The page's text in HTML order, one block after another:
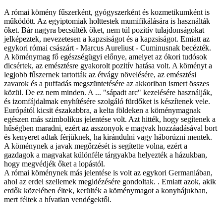
A római kömény fűszerként, gyógyszerként és kozmetikumként is
működött. Az egyiptomiak holttestek mumifikálására is használták
őket. Bár nagyra becsülték őket, nem túl pozitív tulajdonságokat
jelképeztek, nevezetesen a kapzsiságot és a kapzsiságot. Emiatt az
egykori római császárt - Marcus Aureliust - Cuminusnak becézték.
A köménymag fő egészségügyi előnye, amelyet az ókori tudósok
dicsértek, az emésztésre gyakorolt pozitív hatása volt. A köményt a
legjobb fűszernek tartották az étvágy növelésére, az emésztési
zavarok és a puffadás megszüntetésére az akkoriban ismert összes
közül. De ez nem minden. A ... "sápadt arc" kezelésére használják,
és izomfájdalmak enyhítésére szolgáló fürdőket is készítenek vele.
Európától kicsit északabbra, a kelta földeken a köménymagnak
egészen más szimbolikus jelentése volt. Azt hitték, hogy segítenek a
hűségben maradni, ezért az asszonyok e magvak hozzáadásával bort
és kenyeret adtak férjüknek, ha kirándulni vagy háborúzni mentek.
A köménynek a javak megőrzését is segítette volna, ezért a
gazdagok a magvakat különféle tárgyakba helyezték a házukban,
hogy megvédjék őket a lopástól.
A római köménynek más jelentése is volt az egykori Germaniában,
ahol az erdei szellemek megidézésére gondoltak. . Emiatt azok, akik
erdők közelében éltek, kerülték a köménymagot a konyhájukban,
mert féltek a hívatlan vendégektől.